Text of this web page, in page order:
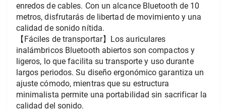
enredos de cables. Con un alcance Bluetooth de 10
metros, disfrutarás de libertad de movimiento y una
calidad de sonido nítida.
【Fáciles de transportar】Los auriculares
inalámbricos Bluetooth abiertos son compactos y
ligeros, lo que facilita su transporte y uso durante
largos periodos. Su diseño ergonómico garantiza un
ajuste cómodo, mientras que su estructura
minimalista permite una portabilidad sin sacrificar la
calidad del sonido.